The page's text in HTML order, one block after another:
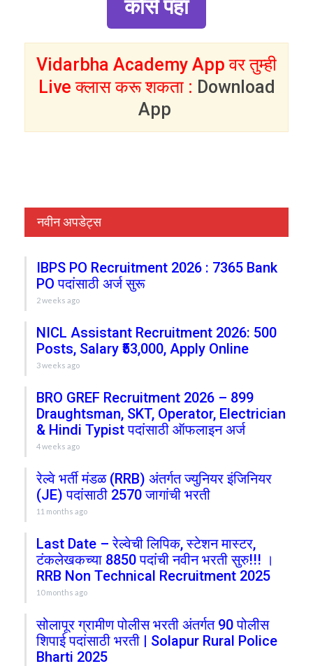
कोर्स पहा
Vidarbha Academy App वर तुम्ही
Live क्लास करू शकता : Download
App
नवीन अपडेट्स
IBPS PO Recruitment 2026 : 7365 Bank
PO पदांसाठी अर्ज सुरू
2 weeks ago
NICL Assistant Recruitment 2026: 500
Posts, Salary ₹53,000, Apply Online
3 weeks ago
BRO GREF Recruitment 2026 – 899
Draughtsman, SKT, Operator, Electrician
& Hindi Typist पदांसाठी ऑफलाइन अर्ज
4 weeks ago
रेल्वे भर्ती मंडळ (RRB) अंतर्गत ज्युनियर इंजिनियर
(JE) पदांसाठी 2570 जागांची भरती
11 months ago
Last Date – रेल्वेची लिपिक, स्टेशन मास्टर,
टंकलेखकच्या 8850 पदांची नवीन भरती सुरु!!! ।
RRB Non Technical Recruitment 2025
10 months ago
सोलापूर ग्रामीण पोलीस भरती अंतर्गत 90 पोलीस
शिपाई पदांसाठी भरती | Solapur Rural Police
Bharti 2025